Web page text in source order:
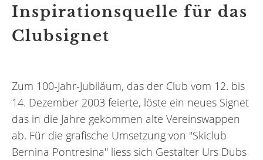
Inspirationsquelle für das
Clubsignet
Zum 100-Jahr-Jubiläum, das der Club vom 12. bis
14. Dezember 2003 feierte, löste ein neues Signet
das in die Jahre gekommen alte Vereinswappen
ab. Für die grafische Umsetzung von "Skiclub
Bernina Pontresina" liess sich Gestalter Urs Dubs